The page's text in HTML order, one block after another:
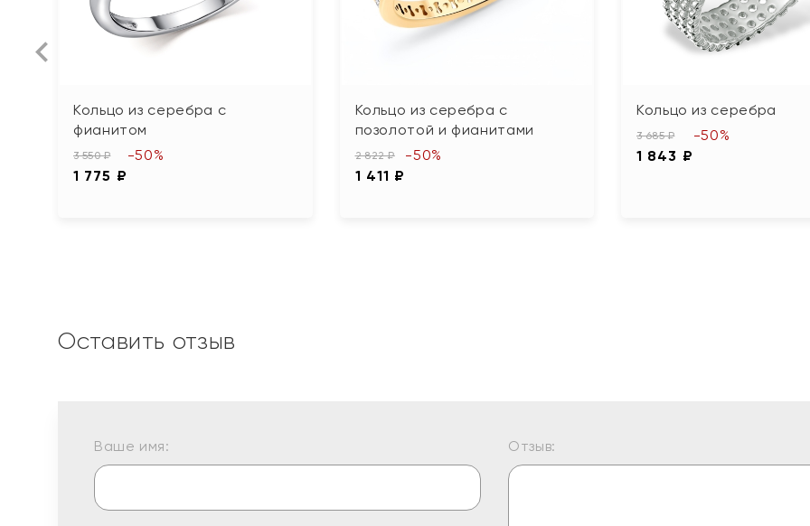
Кольцо из серебра с
фианитом
3 550 ₽
1 775 ₽
-50%
Кольцо из серебра с
позолотой и фианитами
2 822 ₽
1 411 ₽
-50%
Кольцо из серебра
3 685 ₽
1 843 ₽
-50%
Оставить отзыв
Ваше имя: Отзыв: